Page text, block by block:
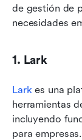
de gestión de
necesidades
1. Lark
Lark es una
herramientas
incluyendo
para